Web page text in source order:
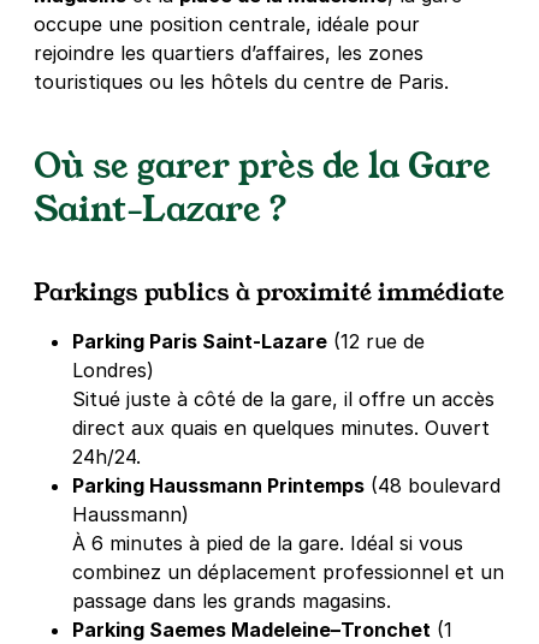
occupe une position centrale, idéale pour
rejoindre les quartiers d’affaires, les zones
touristiques ou les hôtels du centre de Paris.
Où se garer près de la Gare
Saint-Lazare ?
Parkings publics à proximité immédiate
Parking Paris Saint-Lazare (12 rue de
Londres)
Situé juste à côté de la gare, il offre un accès
direct aux quais en quelques minutes. Ouvert
24h/24.
Parking Haussmann Printemps (48 boulevard
Haussmann)
À 6 minutes à pied de la gare. Idéal si vous
combinez un déplacement professionnel et un
passage dans les grands magasins.
Parking Saemes Madeleine–Tronchet (1